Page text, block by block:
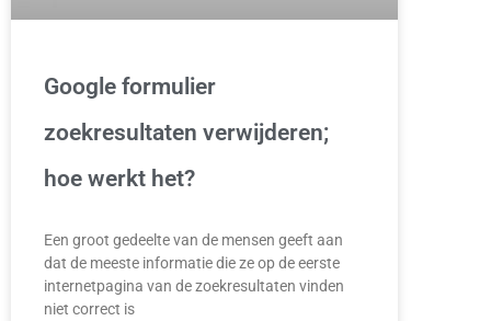
Google formulier
zoekresultaten verwijderen;
hoe werkt het?
Een groot gedeelte van de mensen geeft aan
dat de meeste informatie die ze op de eerste
internetpagina van de zoekresultaten vinden
niet correct is